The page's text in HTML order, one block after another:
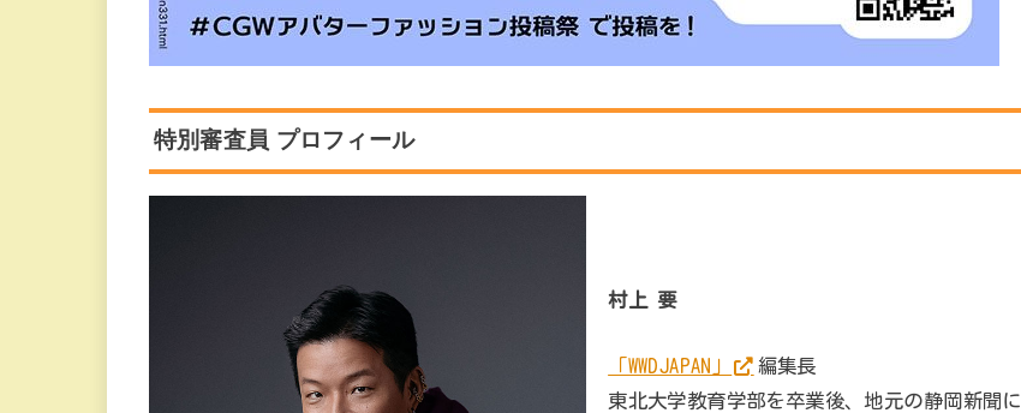
特別審査員 プロフィール
村上 要
「WWDJAPAN」
編集長
東北大学教育学部を卒業後、地元の静岡新聞に